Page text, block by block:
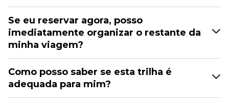
Se eu reservar agora, posso
imediatamente organizar o restante da
minha viagem?
Como posso saber se esta trilha é
adequada para mim?